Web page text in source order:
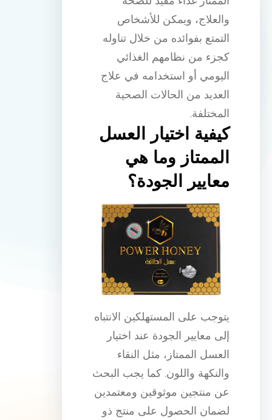
والعلاج، ويمكن للأشخاص
التمتع بفوائده من خلال تناوله
كجزء من نظامهم الغذائي
اليومي أو استخدامه في علاج
العديد من الحالات الصحية
المختلفة.
كيفية اختيار العسل
الممتاز وما هي
معايير الجودة؟
يتوجب على المستهلكين الانتباه
إلى معايير الجودة عند اختيار
العسل الممتاز، مثل النقاء
والنكهة واللون. كما يجب البحث
عن منتجين موثوقين ومعتمدين
لضمان الحصول على منتج ذو